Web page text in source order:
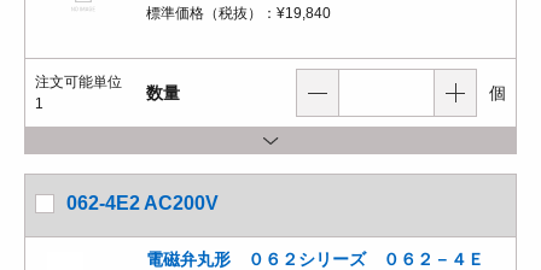
標準価格（税抜）： ¥19,840
注文可能単位
1
数量 個
062-4E2 AC200V
電磁弁丸形 ０６２シリーズ ０６２－４Ｅ